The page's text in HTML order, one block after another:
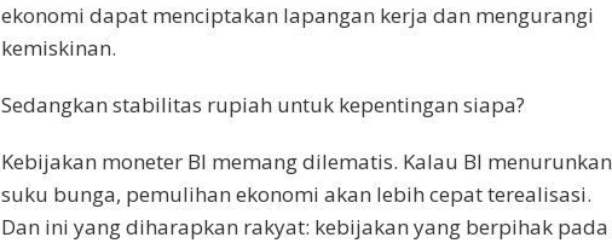
ekonomi dapat menciptakan lapangan kerja dan mengurangi
kemiskinan.
Sedangkan stabilitas rupiah untuk kepentingan siapa?
Kebijakan moneter BI memang dilematis. Kalau BI menurunkan
suku bunga, pemulihan ekonomi akan lebih cepat terealisasi.
Dan ini yang diharapkan rakyat: kebijakan yang berpihak pada